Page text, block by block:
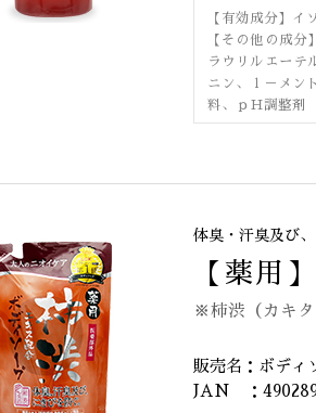
【有効成分】イ
【その他の成
ラウリルエーテ
ニン、ｌ－メン
料、ｐＨ調整剤
体臭・汗臭及び
【薬用
※柿渋（カキ
販売名：ボデ
JAN ：